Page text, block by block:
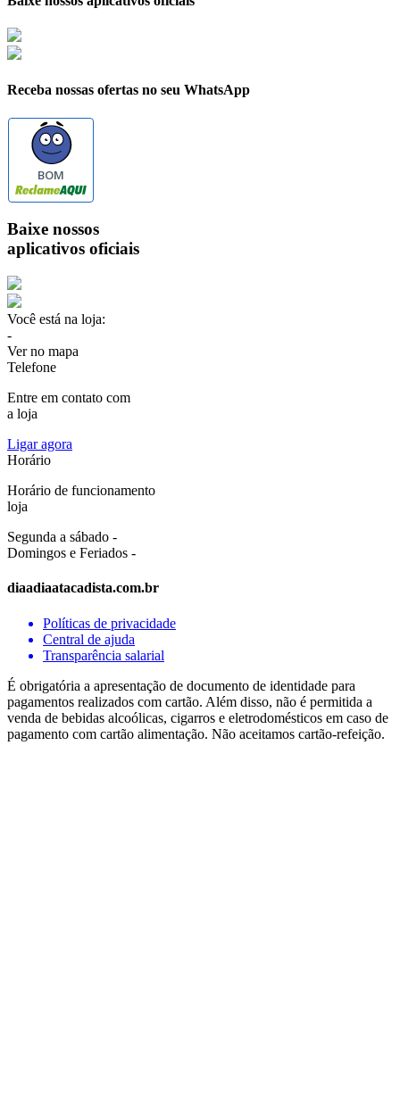
Receba nossas ofertas no seu WhatsApp
BOM
Baixe nossos
aplicativos oficiais
Você está na loja:
-
Ver no mapa
Telefone
Entre em contato com
a loja
Ligar agora
Horário
Horário de funcionamento
loja
Segunda a sábado -
Domingos e Feriados -
diaadiaatacadista.com.br
Políticas de privacidade
Central de ajuda
Transparência salarial
É obrigatória a apresentação de documento de identidade para
pagamentos realizados com cartão. Além disso, não é permitida a
venda de bebidas alcoólicas, cigarros e eletrodomésticos em caso de
pagamento com cartão alimentação. Não aceitamos cartão-refeição.